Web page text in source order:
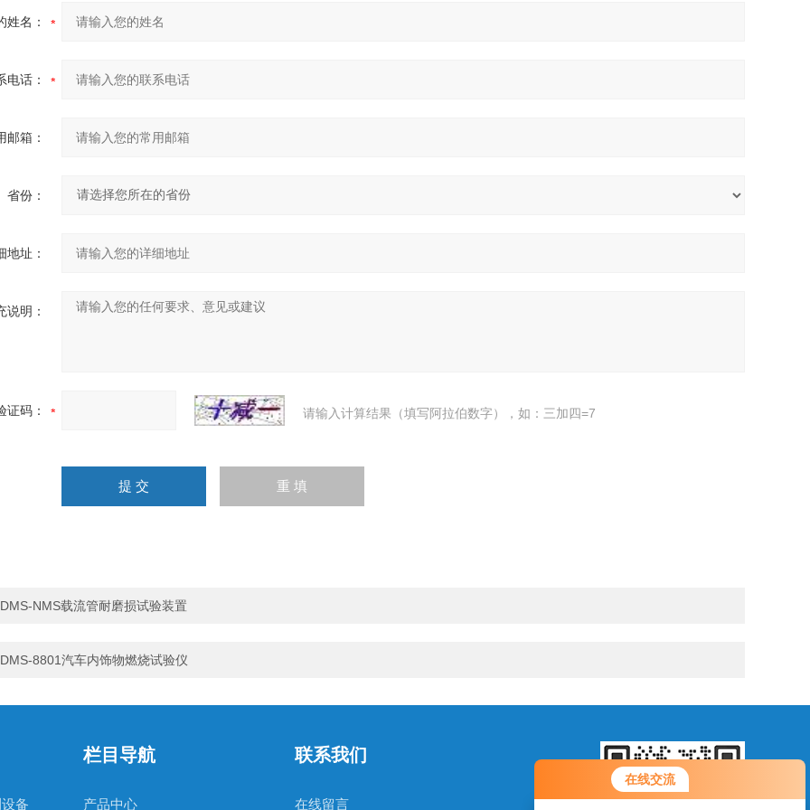
在线交流
姓名：
电话：
邮箱：
省份：
地址：
说明：
证码： 请输入计算结果（填写阿拉伯数字），如：三加四=7
DMS-NMS载流管耐磨损试验装置
DMS-8801汽车内饰物燃烧试验仪
备
栏目导航
产品中心
联系我们
在线留言